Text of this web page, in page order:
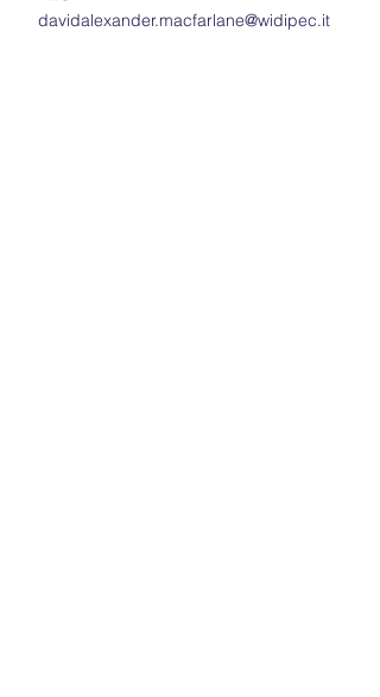
dell'intonazione: Capire
davidalexander.macfarlane@widipec.it